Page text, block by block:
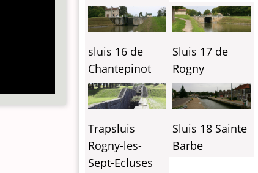
sluis 16 de
Chantepinot
Sluis 17 de
Rogny
Trapsluis
Rogny-les-
Sept-Ecluses
Sluis 18 Sainte
Barbe